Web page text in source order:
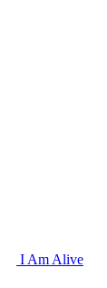
I Am Alive